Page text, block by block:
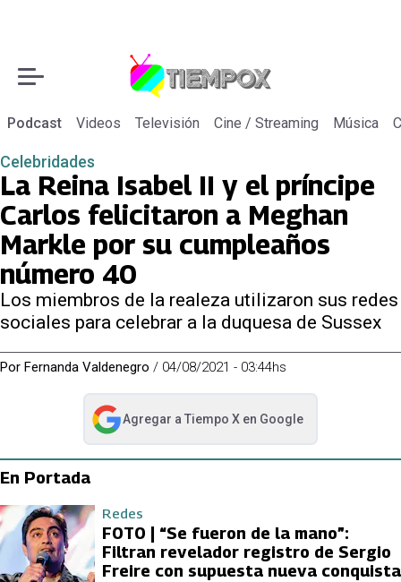
Podcast Videos Televisión Cine / Streaming Música
Celebridades
La Reina Isabel II y el príncipe
Carlos felicitaron a Meghan
Markle por su cumpleaños
número 40
Los miembros de la realeza utilizaron sus redes
sociales para celebrar a la duquesa de Sussex
Por Fernanda Valdenegro / 04/08/2021 - 03:44hs
Agregar a Tiempo Xen Google
abre en nueva pestaña
En Portada
Redes
FOTO | “Se fueron de la mano”:
Filtran revelador registro de Sergio
Freire con supuesta nueva conquista